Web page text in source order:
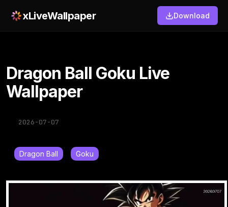
xLiveWallpaper Download
Dragon Ball Goku Live
Wallpaper
2026-07-07
Dragon Ball Goku